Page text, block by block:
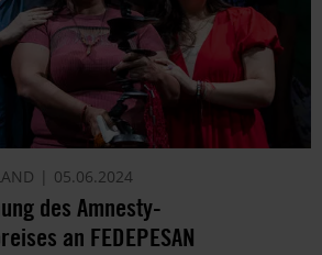
05.06.2024
des Amnesty-
an FEDEPESAN